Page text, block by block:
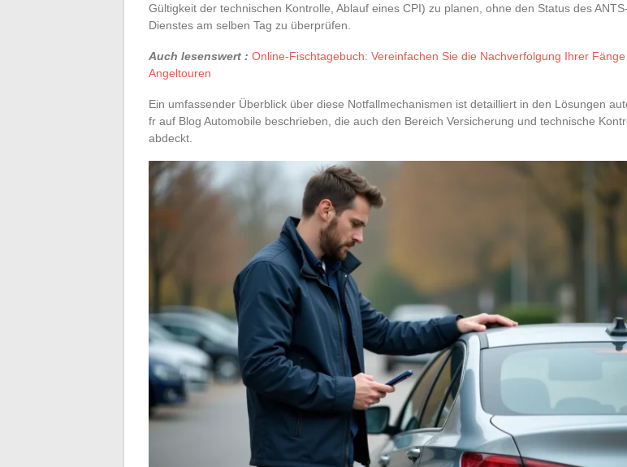
Gültigkeit der technischen Kontrolle, Ablauf eines CPI) zu planen, ohne den Status des ANTS-
Dienstes am selben Tag zu überprüfen.
Auch lesenswert : Online-Fischtagebuch: Vereinfachen Sie die Nachverfolgung Ihrer
Angeltouren
Ein umfassender Überblick über diese Notfallmechanismen ist detailliert in den Lösungen
fr auf Blog Automobile beschrieben, die auch den Bereich Versicherung und technische
abdeckt.